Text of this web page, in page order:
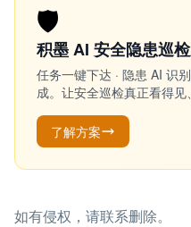
🛡️
积墨 AI 安全隐患巡
任务一键下达 · 隐患 AI 识
成。让安全巡检真正看得见
了解方案
如有侵权，请联系删除。